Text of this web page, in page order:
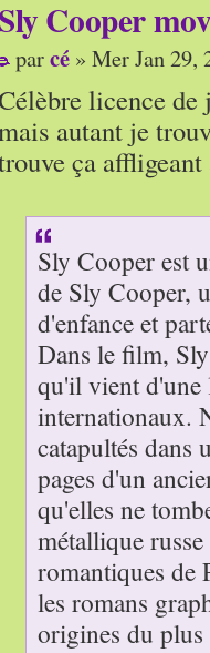
Sly Cooper
parcé » Mer Jan 29,
licence de
autant je
ça affligeant
Sly Cooper est
de Sly Cooper,
d'enfance et
Dans le film,
qu'il vient d'une
internationaux.
catapultés dans
pages d'un
qu'elles ne
métallique
romantiques de
les romans
origines du